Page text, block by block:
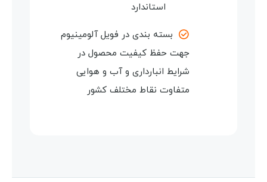
استاندارد
بسته بندی در فویل آلومینیوم
جهت حفظ کیفیت محصول در
شرایط انبارداری و آب و هوایی
متفاوت نقاط مختلف کشور